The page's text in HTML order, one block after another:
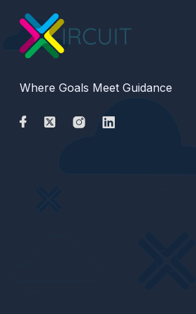
Where Goals Meet Guidance